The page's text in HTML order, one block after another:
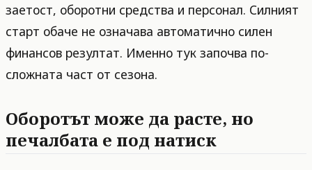
заетост, оборотни средства и персонал. Силният
старт обаче не означава автоматично силен
финансов резултат. Именно тук започва по-
сложната част от сезона.
Оборотът може да расте, но
печалбата е под натиск